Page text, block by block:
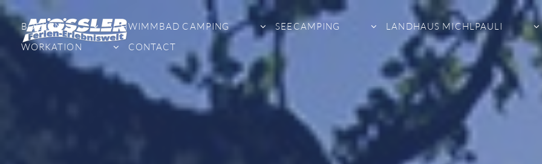
BOEKEN SCHWIMMBAD CAMPING SEECAMPING
LANDHAUS MICHLPAULI
WORKATION
CONTACT